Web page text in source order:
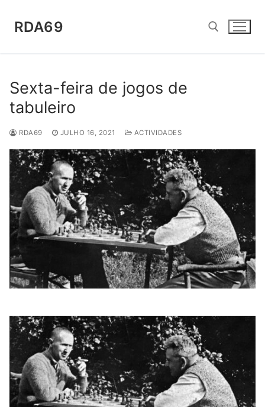
paraRDA69
Sexta-feira de jogos de
tabuleiro
RDA69 JULHO 16, 2021 ACTIVIDADES